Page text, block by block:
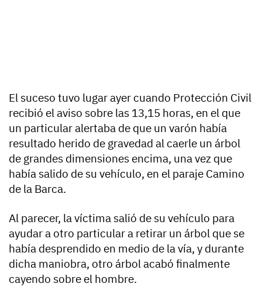
El suceso tuvo lugar ayer cuando Protección Civil
recibió el aviso sobre las 13,15 horas, en el que
un particular alertaba de que un varón había
resultado herido de gravedad al caerle un árbol
de grandes dimensiones encima, una vez que
había salido de su vehículo, en el paraje Camino
de la Barca.
Al parecer, la víctima salió de su vehículo para
ayudar a otro particular a retirar un árbol que se
había desprendido en medio de la vía, y durante
dicha maniobra, otro árbol acabó finalmente
cayendo sobre el hombre.